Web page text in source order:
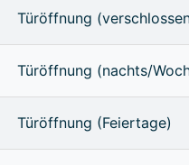
Türöffnung
Türöffnung (nachts/
Türöffnung (Feiertage)